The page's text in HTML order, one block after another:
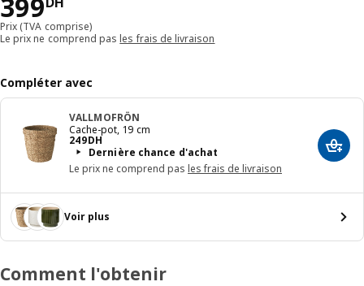
Prix (TVA comprise)
Le prix ne comprend pasles frais de livraison
Compléter avec
VALLMOFRÖN
Cache-pot, 19 cm
249DH
249DH
Dernière chance d'achat
Le prix ne comprend pas les frais de livraison
Voir plus
Comment l'obtenir